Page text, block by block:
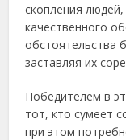
скопления
качественного
обстоятельства
заставляя их
Победителем в
тот, кто сумеет
при этом